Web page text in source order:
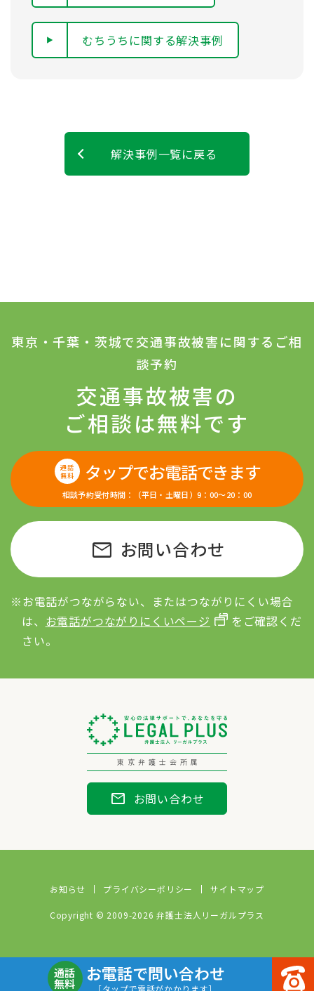
むちうちに関する解決事例
解決事例一覧に戻る
交通事故被害の
ご相談は無料です
東京・千葉・茨城で交通事故被害に関するご相
談予約
通話
無料
タップでお電話できます
相談予約受付時間：（平日・土曜日）9：00〜20：00
mail お問い合わせ
※お電話がつながらない、またはつながりにくい場合
は、 お電話がつながりにくいページ
をご確認くだ
さい。
東京弁護士会所属
mail お問い合わせ
お知らせ プライバシーポリシー サイトマップ
Copyright © 2009-2026 弁護士法人リーガルプラス
通話
無料 お電話で問い合わせ
［タップで電話がかかります］